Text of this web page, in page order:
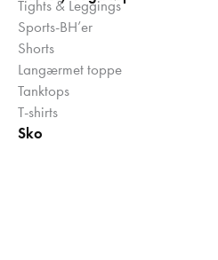
Tights & Leggings
Sports-BH’er
Shorts
Langærmet toppe
Tanktops
T-shirts
Sko